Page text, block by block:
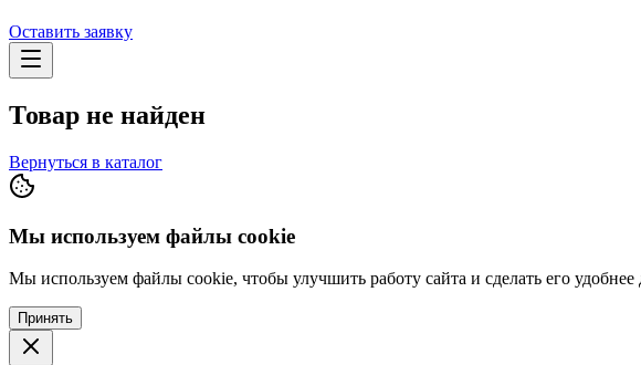
Оставить заявку
Товар не найден
Вернуться в каталог
Мы используем файлы cookie
Мы используем файлы cookie, чтобы улучшить работу сайта и сделать его
Принять